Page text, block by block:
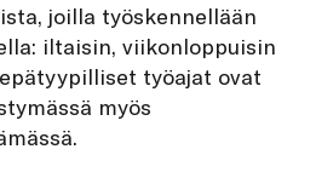
joilla työskennellään
iltaisin, viikonloppuisin
työajat ovat
myös